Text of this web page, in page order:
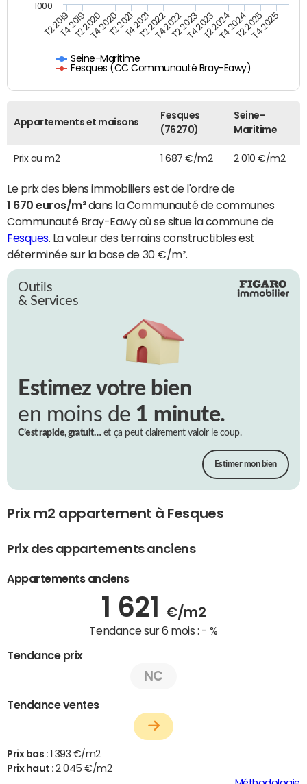
Seine-Maritime
Fesques (CC Communauté Bray-Eawy)
T2 2019T4 2019T2 2020T4 2020T2 2021T4 2021T2 2022T4 2022T2 2023T4 2023T2 2024T4 2024T2 2025T4 2025
1000
Appartements et maisons
Fesques
(76270)
Seine-
Maritime
Prix au m2 1 687 €/m2 2 010 €/m2
Le prix des biens immobiliers est de l'ordre de
1 670 euros/m²dans la Communauté de communes
Communauté Bray-Eawy où se situe la commune de
Fesques. La valeur des terrains constructibles est
déterminée sur la base de 30 €/m².
Outils
& Services
Estimez votre bien
en moins de 1 minute.
C’est rapide, gratuit…et ça peut clairement valoir le coup.
Estimer mon bien
Prix m2 appartement à Fesques
Prix des appartements anciens
Appartements anciens
1 621 €/m2
Tendance sur 6 mois : - %
Tendance prix
NC
Tendance ventes
Prix bas : 1 393 €/m2
Prix haut :2 045 €/m2